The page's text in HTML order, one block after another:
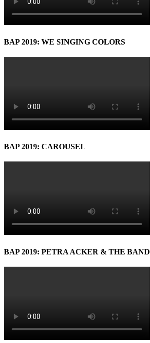
BAP 2019: WE SINGING COLORS
BAP 2019: CAROUSEL
BAP 2019: PETRA ACKER & THE BAND